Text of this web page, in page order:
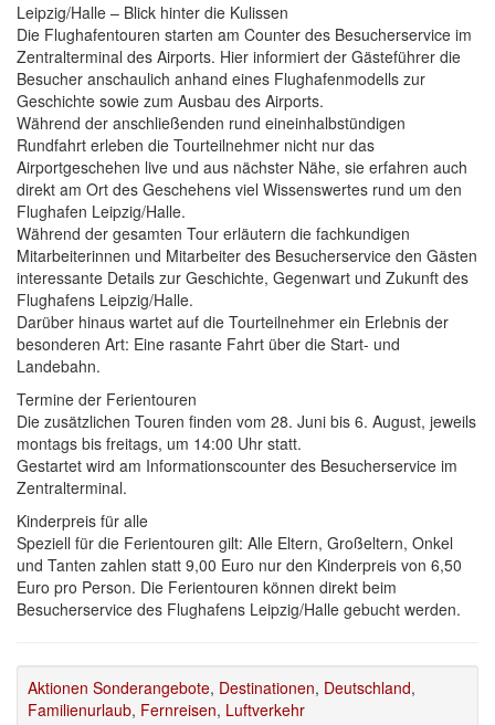
Leipzig/Halle – Blick hinter die Kulissen
Die Flughafentouren starten am Counter des Besucherservice im
Zentralterminal des Airports. Hier informiert der Gästeführer die
Besucher anschaulich anhand eines Flughafenmodells zur
Geschichte sowie zum Ausbau des Airports.
Während der anschließenden rund eineinhalbstündigen
Rundfahrt erleben die Tourteilnehmer nicht nur das
Airportgeschehen live und aus nächster Nähe, sie erfahren auch
direkt am Ort des Geschehens viel Wissenswertes rund um den
Flughafen Leipzig/Halle.
Während der gesamten Tour erläutern die fachkundigen
Mitarbeiterinnen und Mitarbeiter des Besucherservice den Gästen
interessante Details zur Geschichte, Gegenwart und Zukunft des
Flughafens Leipzig/Halle.
Darüber hinaus wartet auf die Tourteilnehmer ein Erlebnis der
besonderen Art: Eine rasante Fahrt über die Start- und
Landebahn.
Termine der Ferientouren
Die zusätzlichen Touren finden vom 28. Juni bis 6. August, jeweils
montags bis freitags, um 14:00 Uhr statt.
Gestartet wird am Informationscounter des Besucherservice im
Zentralterminal.
Kinderpreis für alle
Speziell für die Ferientouren gilt: Alle Eltern, Großeltern, Onkel
und Tanten zahlen statt 9,00 Euro nur den Kinderpreis von 6,50
Euro pro Person. Die Ferientouren können direkt beim
Besucherservice des Flughafens Leipzig/Halle gebucht werden.
Aktionen Sonderangebote, Destinationen, Deutschland,
Familienurlaub, Fernreisen, Luftverkehr